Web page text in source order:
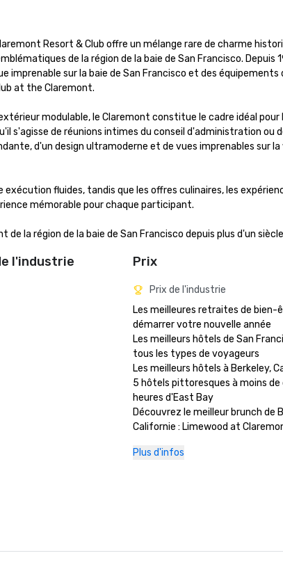
Resort & Club offre un mélange rare de charme
de la région de la baie de San Francisco. Depuis
imprenable sur la baie de San Francisco et des équipements
at the Claremont.
modulable, le Claremont constitue le cadre idéal pour
s'agisse de réunions intimes du conseil d'administration ou
d'un design ultramoderne et de vues imprenables sur la
fluides, tandis que les offres culinaires, les
mémorable pour chaque participant.
la région de la baie de San Francisco depuis plus d'un
l'industrie Prix
Prix de l'industrie
Les meilleures retraites de bien-
démarrer votre nouvelle année
Les meilleurs hôtels de San
tous les types de voyageurs
Les meilleurs hôtels à Berkeley,
5 hôtels pittoresques à moins de
heures d'East Bay
Découvrez le meilleur brunch de
Californie : Limewood at
Les meilleurs hôtels avec piscine
Plus d'infos